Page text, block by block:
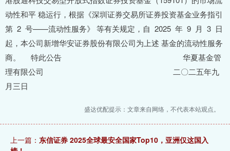
动性和平 稳运行，根据《深圳证券交易所证券投资基金业务指引
第 2 号——流动性服务》 等有关规定，自 2025 年 9 月 3 日
起，本公司新增华安证券股份有限公司为上述 基金的流动性服务
商。 特此公告 华夏基金管
理有限公司 二〇二五年九
月三日
盛达优配提示：文章来自网络，不代表本站观点。
上一篇： 东信证券 2025全球最安全国家Top10，亚洲仅这国入